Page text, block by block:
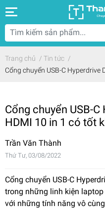
Trang chủ / Tin tức /
Cổng chuyển USB-C Hyperdrive
Cổng chuyển USB-
HDMI 10 in 1 có tốt
Trần Văn Thành
Thứ Tư, 03/08/2022
Cổng chuyển USB-C
trong những linh kiện
với những tính năng vô